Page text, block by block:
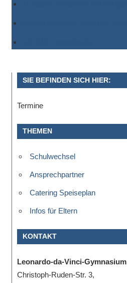
SIE BEFINDEN SICH HIER:
Termine
THEMEN
Schulwechsel
Ansprechpartner
Catering Speiseplan
Infos für Eltern
KONTAKT
Leonardo-da-Vinci-Gymnasium
Christoph-Ruden-Str. 3,